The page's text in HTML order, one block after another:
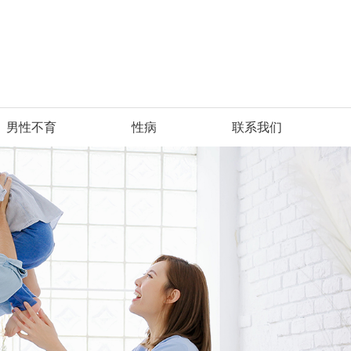
男性不育 性病 联系我们